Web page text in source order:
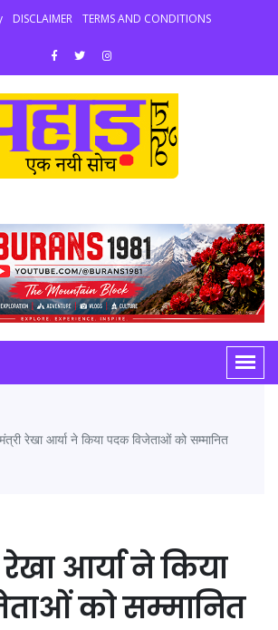
DISCLAIMER TERMS AND CONDITIONS
रेखा आर्या ने किया पदक विजेताओं को सम्मानित
आर्या ने किया
को सम्मानित